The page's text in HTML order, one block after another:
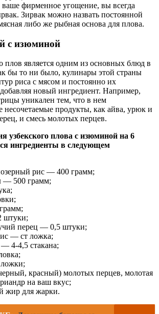
фирменное угощение, вы всегда
Зирвак можно назвать постоянной
либо же рыбная основа для плова.
с изюминой
плов является одним из основных блюд в
бы то ни было, кулинары этой страны
риса с мясом и постоянно их
новый ингредиент. Например,
уникален тем, что в нем
несочетаемые продукты, как айва, урюк и
и смесь молотых перцев.
узбекского плова с изюминой на 6
ингредиенты в следующем
рис — 400 грамм;
— 500 грамм;
штуки;
перец — 0,5 штуки;
— ст ложка;
— 4-4,5 стакана;
красный) молотых перцев, молотая
на ваш вкус;
жир для жарки.